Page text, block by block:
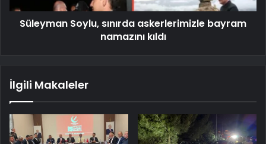
Süleyman Soylu, sınırda askerlerimizle bayram
namazını kıldı
İlgili Makaleler